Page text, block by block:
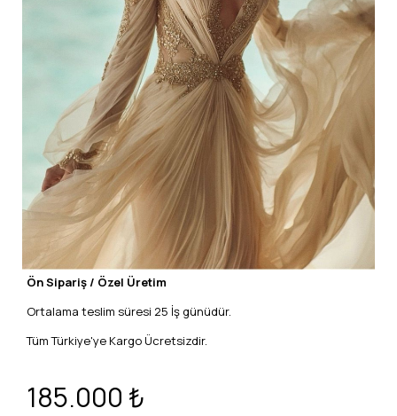
Ön Sipariş / Özel Üretim
Ortalama teslim süresi 25 İş günüdür.
Tüm Türkiye'ye Kargo Ücretsizdir.
185.000 ₺